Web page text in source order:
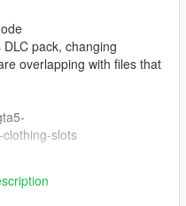
pack, changing
overlapping with files that
slots